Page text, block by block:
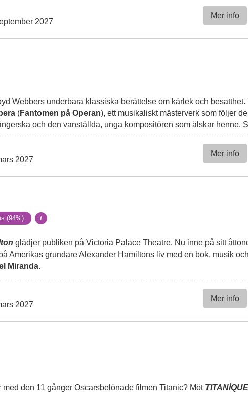
2027
Mer info
Webbers underbara klassiska berättelse om kärlek och besatthet.
(Fantomen på Operan), ett musikaliskt mästerverk som följer
och den vanställda, unga kompositören som älskar henne.
2027
Mer info
(94%) i
glädjer publiken på Victoria Palace Theatre. Nu inne på sitt
Amerikas grundare Alexander Hamiltons liv med en bok, musik
Miranda.
2027
Mer info
den 11 gånger Oscarsbelönade filmen Titanic? Möt TITANÍQUE